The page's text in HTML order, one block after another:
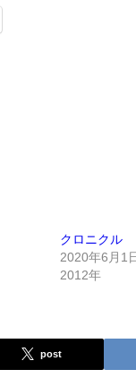
クロニクル
2020年6月1
2012年
post